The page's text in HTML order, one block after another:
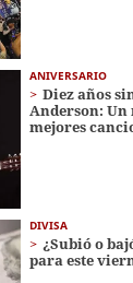
ANIVERSARIO
Diez años
Anderson: Un
mejores
DIVISA
¿Subió o
para este